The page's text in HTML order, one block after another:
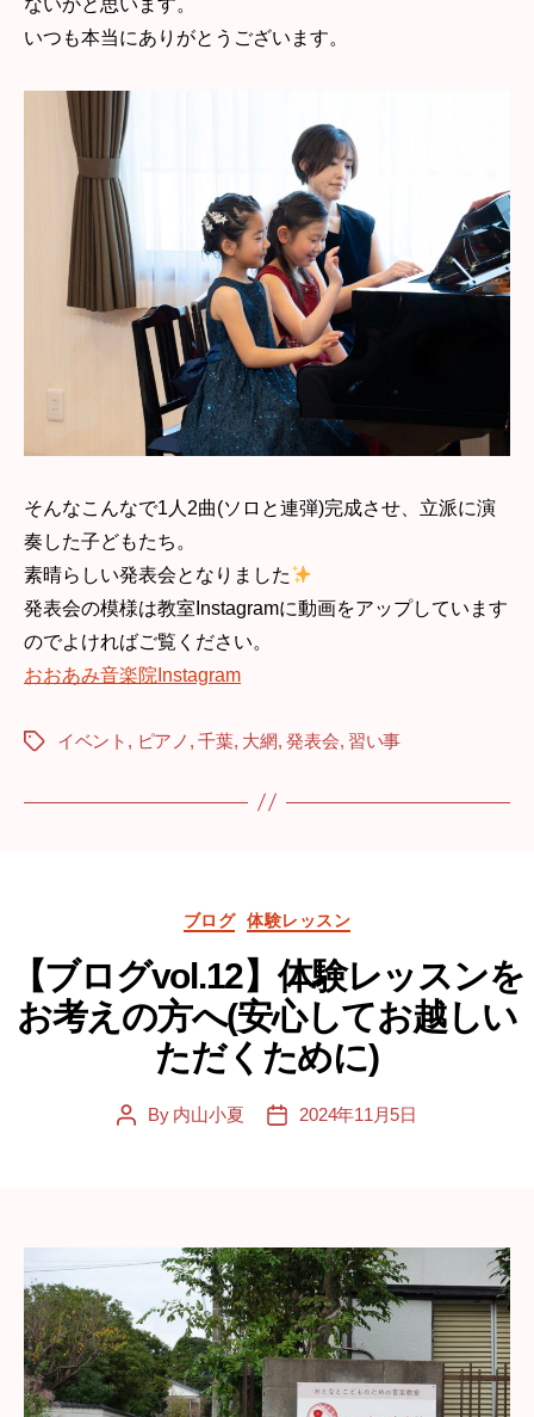
ないかと思います。
いつも本当にありがとうございます。
そんなこんなで1人2曲(ソロと連弾)完成させ、立派に演
奏した子どもたち。
素晴らしい発表会となりました
発表会の模様は教室Instagramに動画をアップしています
のでよければご覧ください。
おおあみ音楽院Instagram
Tags イベント , ピアノ ,千葉, 大網,発表会, 習い事
Categories
ブログ 体験レッスン
【ブログvol.12】体験レッスンを
お考えの方へ(安心してお越しい
ただくために)
PostBy 内山小夏
Post2024年11月5日